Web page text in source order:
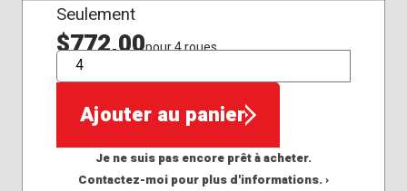
Seulement
$772,00pour 4 roues
QTÉ
Ajouter au panier
Je ne suis pas encore prêt à acheter.
Contactez-moi pour plus d'informations. ›